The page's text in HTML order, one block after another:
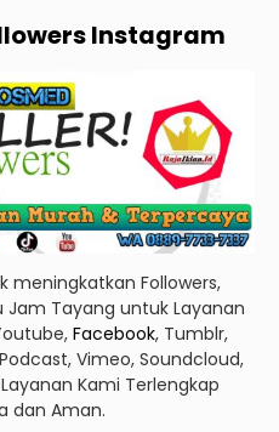
Instagram
meningkatkan Followers,
Jam Tayang untuk Layanan
Facebook, Tumblr,
Vimeo, Soundcloud,
Kami Terlengkap
dan Aman.